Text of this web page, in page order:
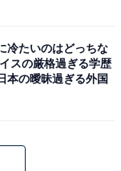
！ 3位 山口県
冷たいのはどっちな
スの厳格過ぎる学歴
本の曖昧過ぎる外国